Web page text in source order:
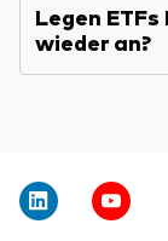
Legen
wieder an?